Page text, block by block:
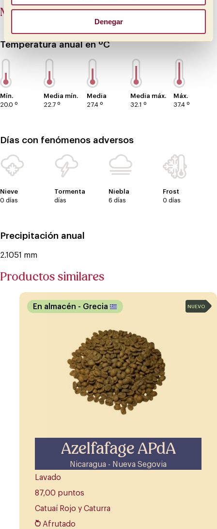
Denegar
Meteorología
Temperatura anual en ºC
Mín.
20.0 º
Media mín.
22.7 º
Media
27.4 º
Media máx.
32.1 º
Máx.
37.4 º
Días con fenómenos adversos
Nieve
0 días
Tormenta
días
Niebla
6 días
Frost
0 días
Precipitación anual
2.1051 mm
Productos similares
Azelfafage APdA
Nicaragua - Nueva Segovia
En almacén - Grecia
Lavado
87,00 puntos
Catuaí Rojo y Caturra
Afrutado
NUEVO